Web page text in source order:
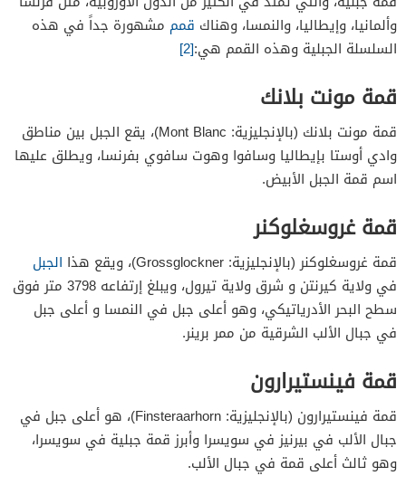
وألمانيا، وإيطاليا، والنمسا، وهناك قمم مشهورة جداً في هذه
السلسلة الجبلية وهذه القمم هي:[2]
قمة مونت بلانك
قمة مونت بلانك (بالإنجليزية: Mont Blanc)، يقع الجبل بين مناطق
وادي أوستا بإيطاليا وسافوا وهوت سافوي بفرنسا، ويطلق عليها
اسم قمة الجبل الأبيض.
قمة غروسغلوكنر
قمة غروسغلوكنر (بالإنجليزية: Grossglockner)، ويقع هذا
الجبل
في ولاية كيرنتن و شرق ولاية تيرول، ويبلغ إرتفاعه 3798 متر فوق
سطح البحر الأدرياتيكي، وهو أعلى جبل في النمسا و أعلى جبل
في جبال الألب الشرقية من ممر برينر.
قمة فينستيرارون
قمة فينستيرارون (بالإنجليزية: Finsteraarhorn)، هو أعلى جبل في
جبال الألب في بيرنيز في سويسرا وأبرز قمة جبلية في سويسرا،
وهو ثالث أعلى قمة في جبال الألب.